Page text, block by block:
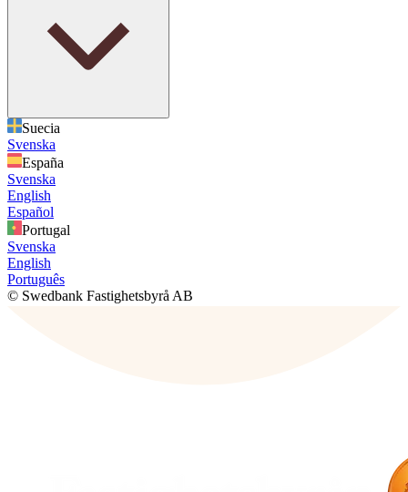
Suecia
Svenska
España
Svenska
English
Español
Portugal
Svenska
English
Português
© Swedbank Fastighetsbyrå AB